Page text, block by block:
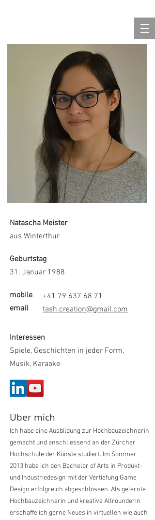
Geburtstag
31. Januar 1988
mobile
email
+41 79 637 68 71
tash.creation@gmail.com
Natascha Meister
aus Winterthur
Interessen
Spiele, Geschichten in jeder Form,
Musik, Karaoke
Über mich
Ich habe eine Ausbildung zur Hochbauzeichnerin
gemacht und anschliessend an der Zürcher
Hochschule der Künste studiert. Im Sommer
2013 habe ich den Bachelor of Arts in Produkt-
und Industriedesign mit der Vertiefung Game
Design erfolgreich abgeschlossen. Als gelernte
Hochbauzeichnerin und kreative Allrounderin
erschaffe ich gerne Neues in virtuellen wie auch